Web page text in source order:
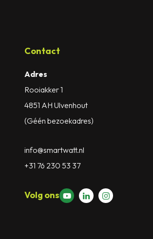
Contact
Adres
Rooiakker 1
4851 AH Ulvenhout
(Géén bezoekadres)
info@smartwatt.nl
+31 76 230 53 37
Volg ons Y
o
u